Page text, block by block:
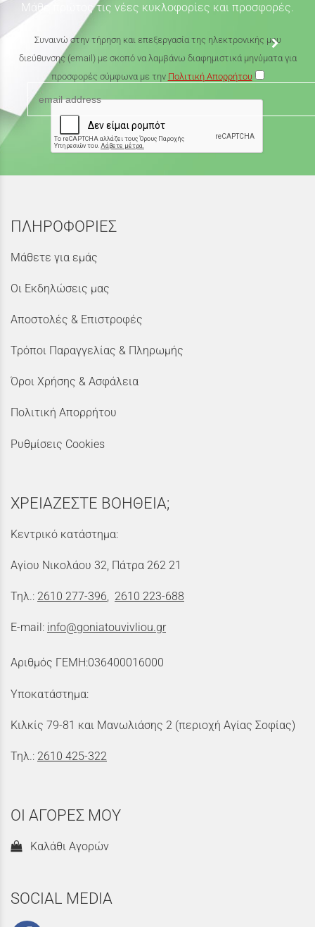
Μάθε πρώτος τις νέες κυκλοφορίες και προσφορές.
Συναινώ στην τήρηση και επεξεργασία της ηλεκτρονικής μου
διεύθυνσης (email) με σκοπό να λαμβάνω διαφημιστικά μηνύματα για
προσφορές σύμφωνα με την Πολιτική Απορρήτου
ΠΛΗΡΟΦΟΡΙΕΣ
Μάθετε για εμάς
Οι Εκδηλώσεις μας
Αποστολές & Επιστροφές
Τρόποι Παραγγελίας & Πληρωμής
Όροι Χρήσης & Ασφάλεια
Πολιτική Απορρήτου
Ρυθμίσεις Cookies
ΧΡΕΙΑΖΕΣΤΕ ΒΟΗΘΕΙΑ;
Κεντρικό κατάστημα:
Αγίου Νικολάου 32, Πάτρα 262 21
Τηλ.: 2610 277-396, 2610 223-688
E-mail: info@goniatouvivliou.gr
Αριθμός ΓΕΜΗ:036400016000
Υποκατάστημα:
Κιλκίς 79-81 και Μανωλιάσης 2 (περιοχή Αγίας Σοφίας)
Τηλ.: 2610 425-322
ΟΙ ΑΓΟΡΕΣ ΜΟΥ
Καλάθι Αγορών
SOCIAL MEDIA